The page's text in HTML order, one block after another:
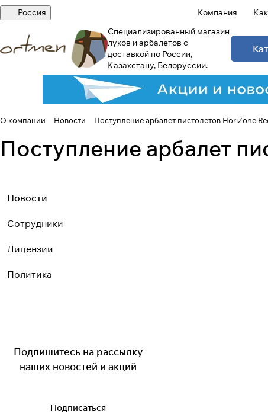
Россия Компания
Специализированный магазин
луков и арбалетов с
доставкой по России,
Казахстану, Белоруссии.
О компании Новости Поступление арбалет пистолетов HoriZone
Поступление арбалет
Новости
Сотрудники
Лицензии
Политика
Подпишитесь на рассылку
наших новостей и акций
Подписаться